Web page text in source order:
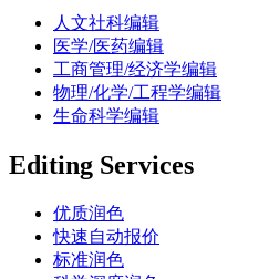
人文社科编辑
医学/医药编辑
工商管理/经济学编辑
物理/化学/工程学编辑
生命科学编辑
Editing Services
优质润色
快速自动报价
标准润色